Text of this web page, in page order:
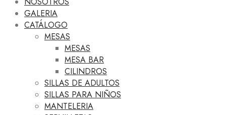
GALERIA
CATÁLOGO
MESAS
MESAS
MESA BAR
CILINDROS
SILLAS DE ADULTOS
SILLAS PARA NIÑOS
MANTELERIA